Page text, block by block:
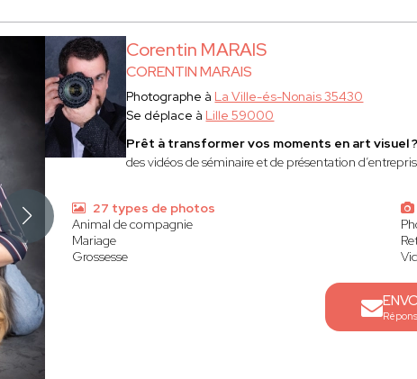
Corentin MARAIS
CORENTIN MARAIS
Photographe à La Ville-és-Nonais 35430
Se déplace à Lille 59000
Prêt à transformer vos moments en art visuel ?
des vidéos de séminaire et de présentation
27 types de photos
Animal de compagnie
Mariage
Grossesse